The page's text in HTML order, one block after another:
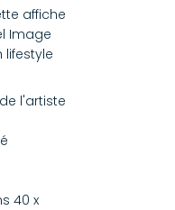
affiche
Image
lifestyle
l'artiste
40 x